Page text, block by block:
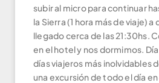
subir al micro para continuar
la Sierra (1 hora más de viaje)
llegado cerca de las 21:30hs.
en el hotel y nos dormimos.
días viajeros más inolvidables
una excursión de todo el día